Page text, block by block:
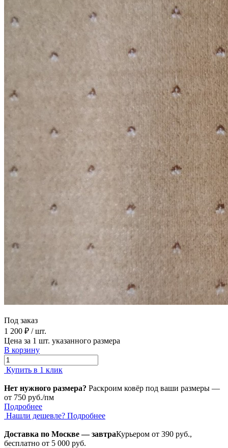
Под заказ
1 200 ₽ / шт.
Цена за 1 шт. указанного размера
В корзину
Купить в 1 клик
Нет нужного размера? Раскроим ковёр под ваши размеры —
от 750 руб./пм
Подробнее
Нашли дешевле? Подробнее
Доставка по Москве — завтраКурьером от 390 руб.,
бесплатно от 5 000 руб.